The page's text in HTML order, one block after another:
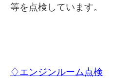
等を点検しています。
♢エンジンルーム点検